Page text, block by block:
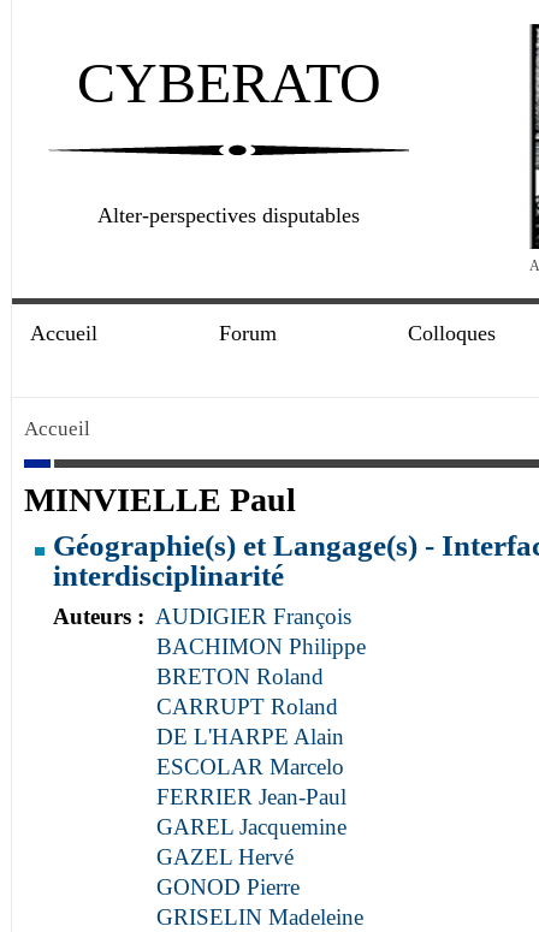
CYBERATO
Alter-perspectives disputables
Accueil Forum Colloques
Accueil
MINVIELLE Paul
Géographie(s) et Langage(s) -
interdisciplinarité
Auteurs : AUDIGIER François
BACHIMON Philippe
BRETON Roland
CARRUPT Roland
DE L'HARPE Alain
ESCOLAR Marcelo
FERRIER Jean-Paul
GAREL Jacquemine
GAZEL Hervé
GONOD Pierre
GRISELIN Madeleine